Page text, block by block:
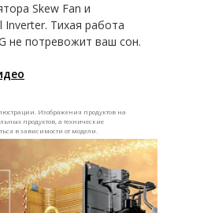
Skew Fan и
Inverter. Тихая работа
не потревожит ваш сон.
Изображения продуктов на
продуктов, а технические
в зависимости от модели.